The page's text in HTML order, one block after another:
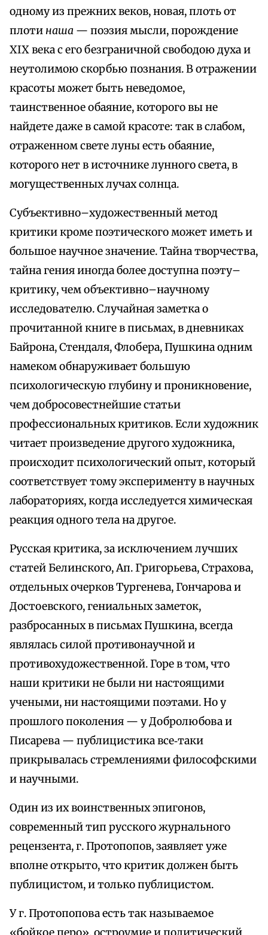
одному из прежних веков, новая, плоть от
плоти наша — поэзия мысли, порождение
XIX века с его безграничной свободою духа и
неутолимою скорбью познания. В отражении
красоты может быть неведомое,
таинственное обаяние, которого вы не
найдете даже в самой красоте: так в слабом,
отраженном свете луны есть обаяние,
которого нет в источнике лунного света, в
могущественных лучах солнца.
Субъективно–художественный метод
критики кроме поэтического может иметь и
большое научное значение. Тайна творчества,
тайна гения иногда более доступна поэту–
критику, чем объективно–научному
исследователю. Случайная заметка о
прочитанной книге в письмах, в дневниках
Байрона, Стендаля, Флобера, Пушкина одним
намеком обнаруживает большую
психологическую глубину и проникновение,
чем добросовестнейшие статьи
профессиональных критиков. Если художник
читает произведение другого художника,
происходит психологический опыт, который
соответствует тому эксперименту в научных
лабораториях, когда исследуется химическая
реакция одного тела на другое.
Русская критика, за исключением лучших
статей Белинского, Ап. Григорьева, Страхова,
отдельных очерков Тургенева, Гончарова и
Достоевского, гениальных заметок,
разбросанных в письмах Пушкина, всегда
являлась силой противонаучной и
противохудожественной. Горе в том, что
наши критики не были ни настоящими
учеными, ни настоящими поэтами. Но у
прошлого поколения — у Добролюбова и
Писарева — публицистика все‑таки
прикрывалась стремлениями философскими
и научными.
Один из их воинственных эпигонов,
современный тип русского журнального
рецензента, г. Протопопов, заявляет уже
вполне открыто, что критик должен быть
публицистом, и только публицистом.
У г. Протопопова есть так называемое